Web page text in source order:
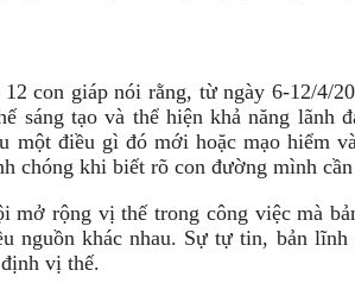
con giáp nói rằng, từ ngày 6-12/4/
sáng tạo và thể hiện khả năng lãnh
một điều gì đó mới hoặc mạo hiểm
chóng khi biết rõ con đường mình
mở rộng vị thế trong công việc mà
nguồn khác nhau. Sự tự tin, bản
vị thế.